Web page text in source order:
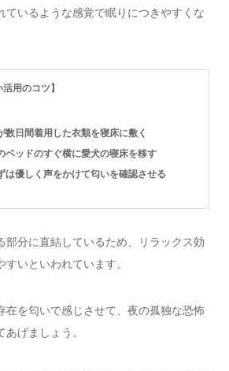
ているような感覚で眠りにつきやすくな
用のコツ】
数日間着用した衣類を寝床に敷く
ベッドのすぐ横に愛犬の寝床を移す
は優しく声をかけて匂いを確認させる
部分に直結しているため、リラックス効
いといわれています。
在を匂いで感じさせて、夜の孤独な恐怖
げましょう。